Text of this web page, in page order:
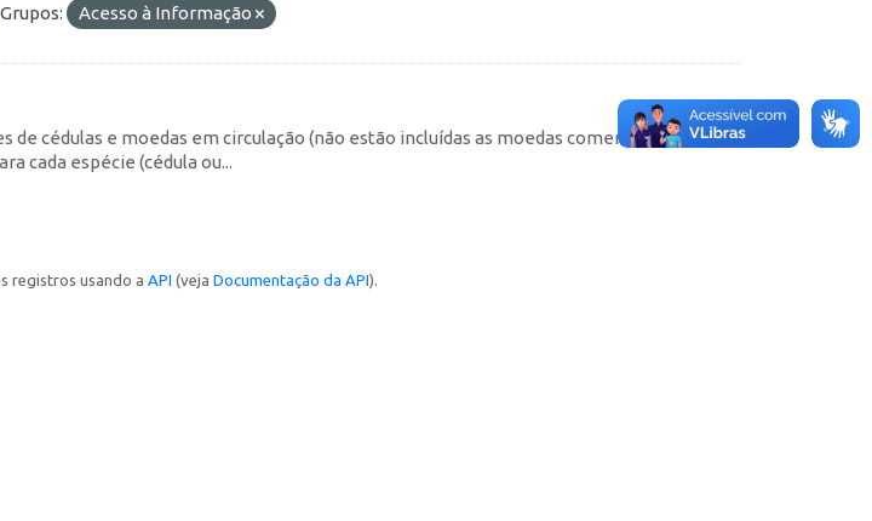
Grupos: Acesso à Informação
de cédulas e moedas em circulação (não estão incluídas as moedas comemorativas). As
cada espécie (cédula ou...
registros usando a API (veja Documentação da API).